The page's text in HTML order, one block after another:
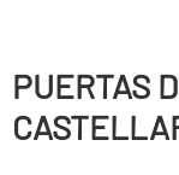
PUERTAS